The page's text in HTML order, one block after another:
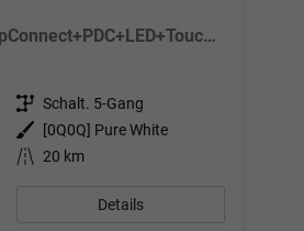
1.0 MPI Sitzheizung+AppConnect+PDC+LED+Touch+Lichtsensor+MultiLenkrad
Getriebe Schalt. 5-Gang
Außenfarbe
[0Q0Q] Pure White
Kilometerstand 20 km
Details